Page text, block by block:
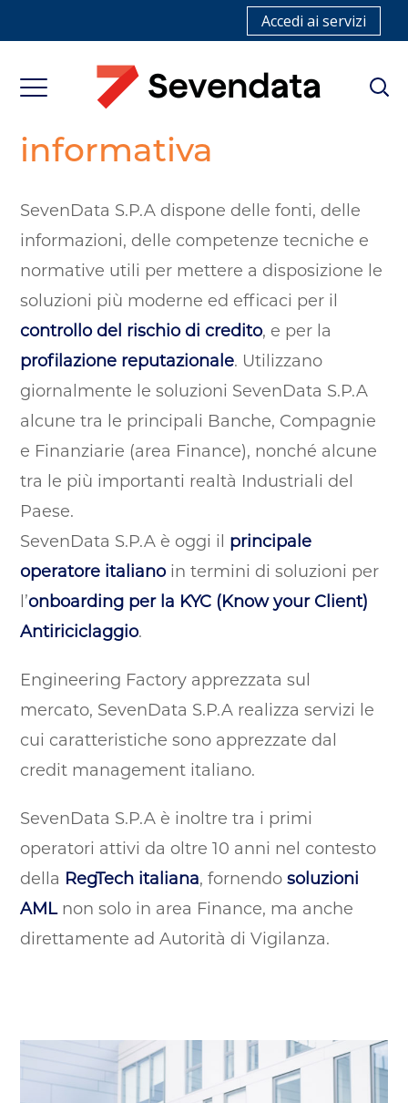
Accedi ai servizi
SEVENDATA S.P.A
Centro di eccellenza
informativa
SevenData S.P.A dispone delle fonti, delle
informazioni, delle competenze tecniche e
normative utili per mettere a disposizione le
soluzioni più moderne ed efficaci per il
controllo del rischio di credito, e per la
profilazione reputazionale. Utilizzano
giornalmente le soluzioni SevenData S.P.A
alcune tra le principali Banche, Compagnie
e Finanziarie (area Finance), nonché alcune
tra le più importanti realtà Industriali del
Paese.
SevenData S.P.A è oggi il principale
operatore italianoin termini di soluzioni per
l’onboarding per la KYC (Know your Client)
Antiriciclaggio.
Engineering Factory apprezzata sul
mercato, SevenData S.P.A realizza servizi le
cui caratteristiche sono apprezzate dal
credit management italiano.
SevenData S.P.A è inoltre tra i primi
operatori attivi da oltre 10 anni nel contesto
della RegTech italiana, fornendosoluzioni
AMLnon solo in area Finance, ma anche
direttamente ad Autorità di Vigilanza.